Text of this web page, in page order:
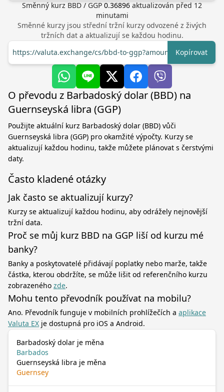
Směnný kurz BBD / GGP 0.36896 aktualizován před 12
minutami
Směnné kurzy jsou střední tržní kurzy odvozené z živých
tržních dat a aktualizují se každou hodinu.
https://valuta.exchange/cs/bbd-to-ggp?amount=1Kopírovat
O převodu z Barbadoský dolar (BBD) na
Guernseyská libra (GGP)
Použijte aktuální kurz Barbadoský dolar (BBD) vůči
Guernseyská libra (GGP) pro okamžité výpočty. Kurzy se
aktualizují každou hodinu, takže můžete plánovat s čerstvými
daty.
Často kladené otázky
Jak často se aktualizují kurzy?
Kurzy se aktualizují každou hodinu, aby odrážely nejnovější
tržní data.
Proč se můj kurz BBD na GGP liší od kurzu mé
banky?
Banky a poskytovatelé přidávají poplatky nebo marže, takže
částka, kterou obdržíte, se může lišit od referenčního kurzu
zobrazeného zde.
Mohu tento převodník používat na mobilu?
Ano. Převodník funguje v mobilních prohlížečích a aplikace
Valuta EX je dostupná pro iOS a Android.
Barbadoský dolar je měna
Barbados
Guernseyská libra je měna
Guernsey